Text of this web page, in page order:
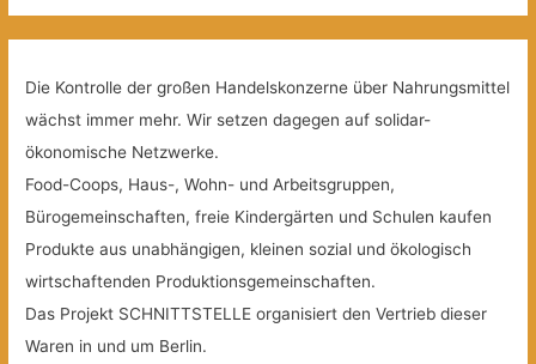
Die Kontrolle der großen Handelskonzerne über Nahrungsmittel
wächst immer mehr. Wir setzen dagegen auf solidar-
ökonomische Netzwerke.
Food-Coops, Haus-, Wohn- und Arbeitsgruppen,
Bürogemeinschaften, freie Kindergärten und Schulen kaufen
Produkte aus unabhängigen, kleinen sozial und ökologisch
wirtschaftenden Produktionsgemeinschaften.
Das Projekt SCHNITTSTELLE organisiert den Vertrieb dieser
Waren in und um Berlin.